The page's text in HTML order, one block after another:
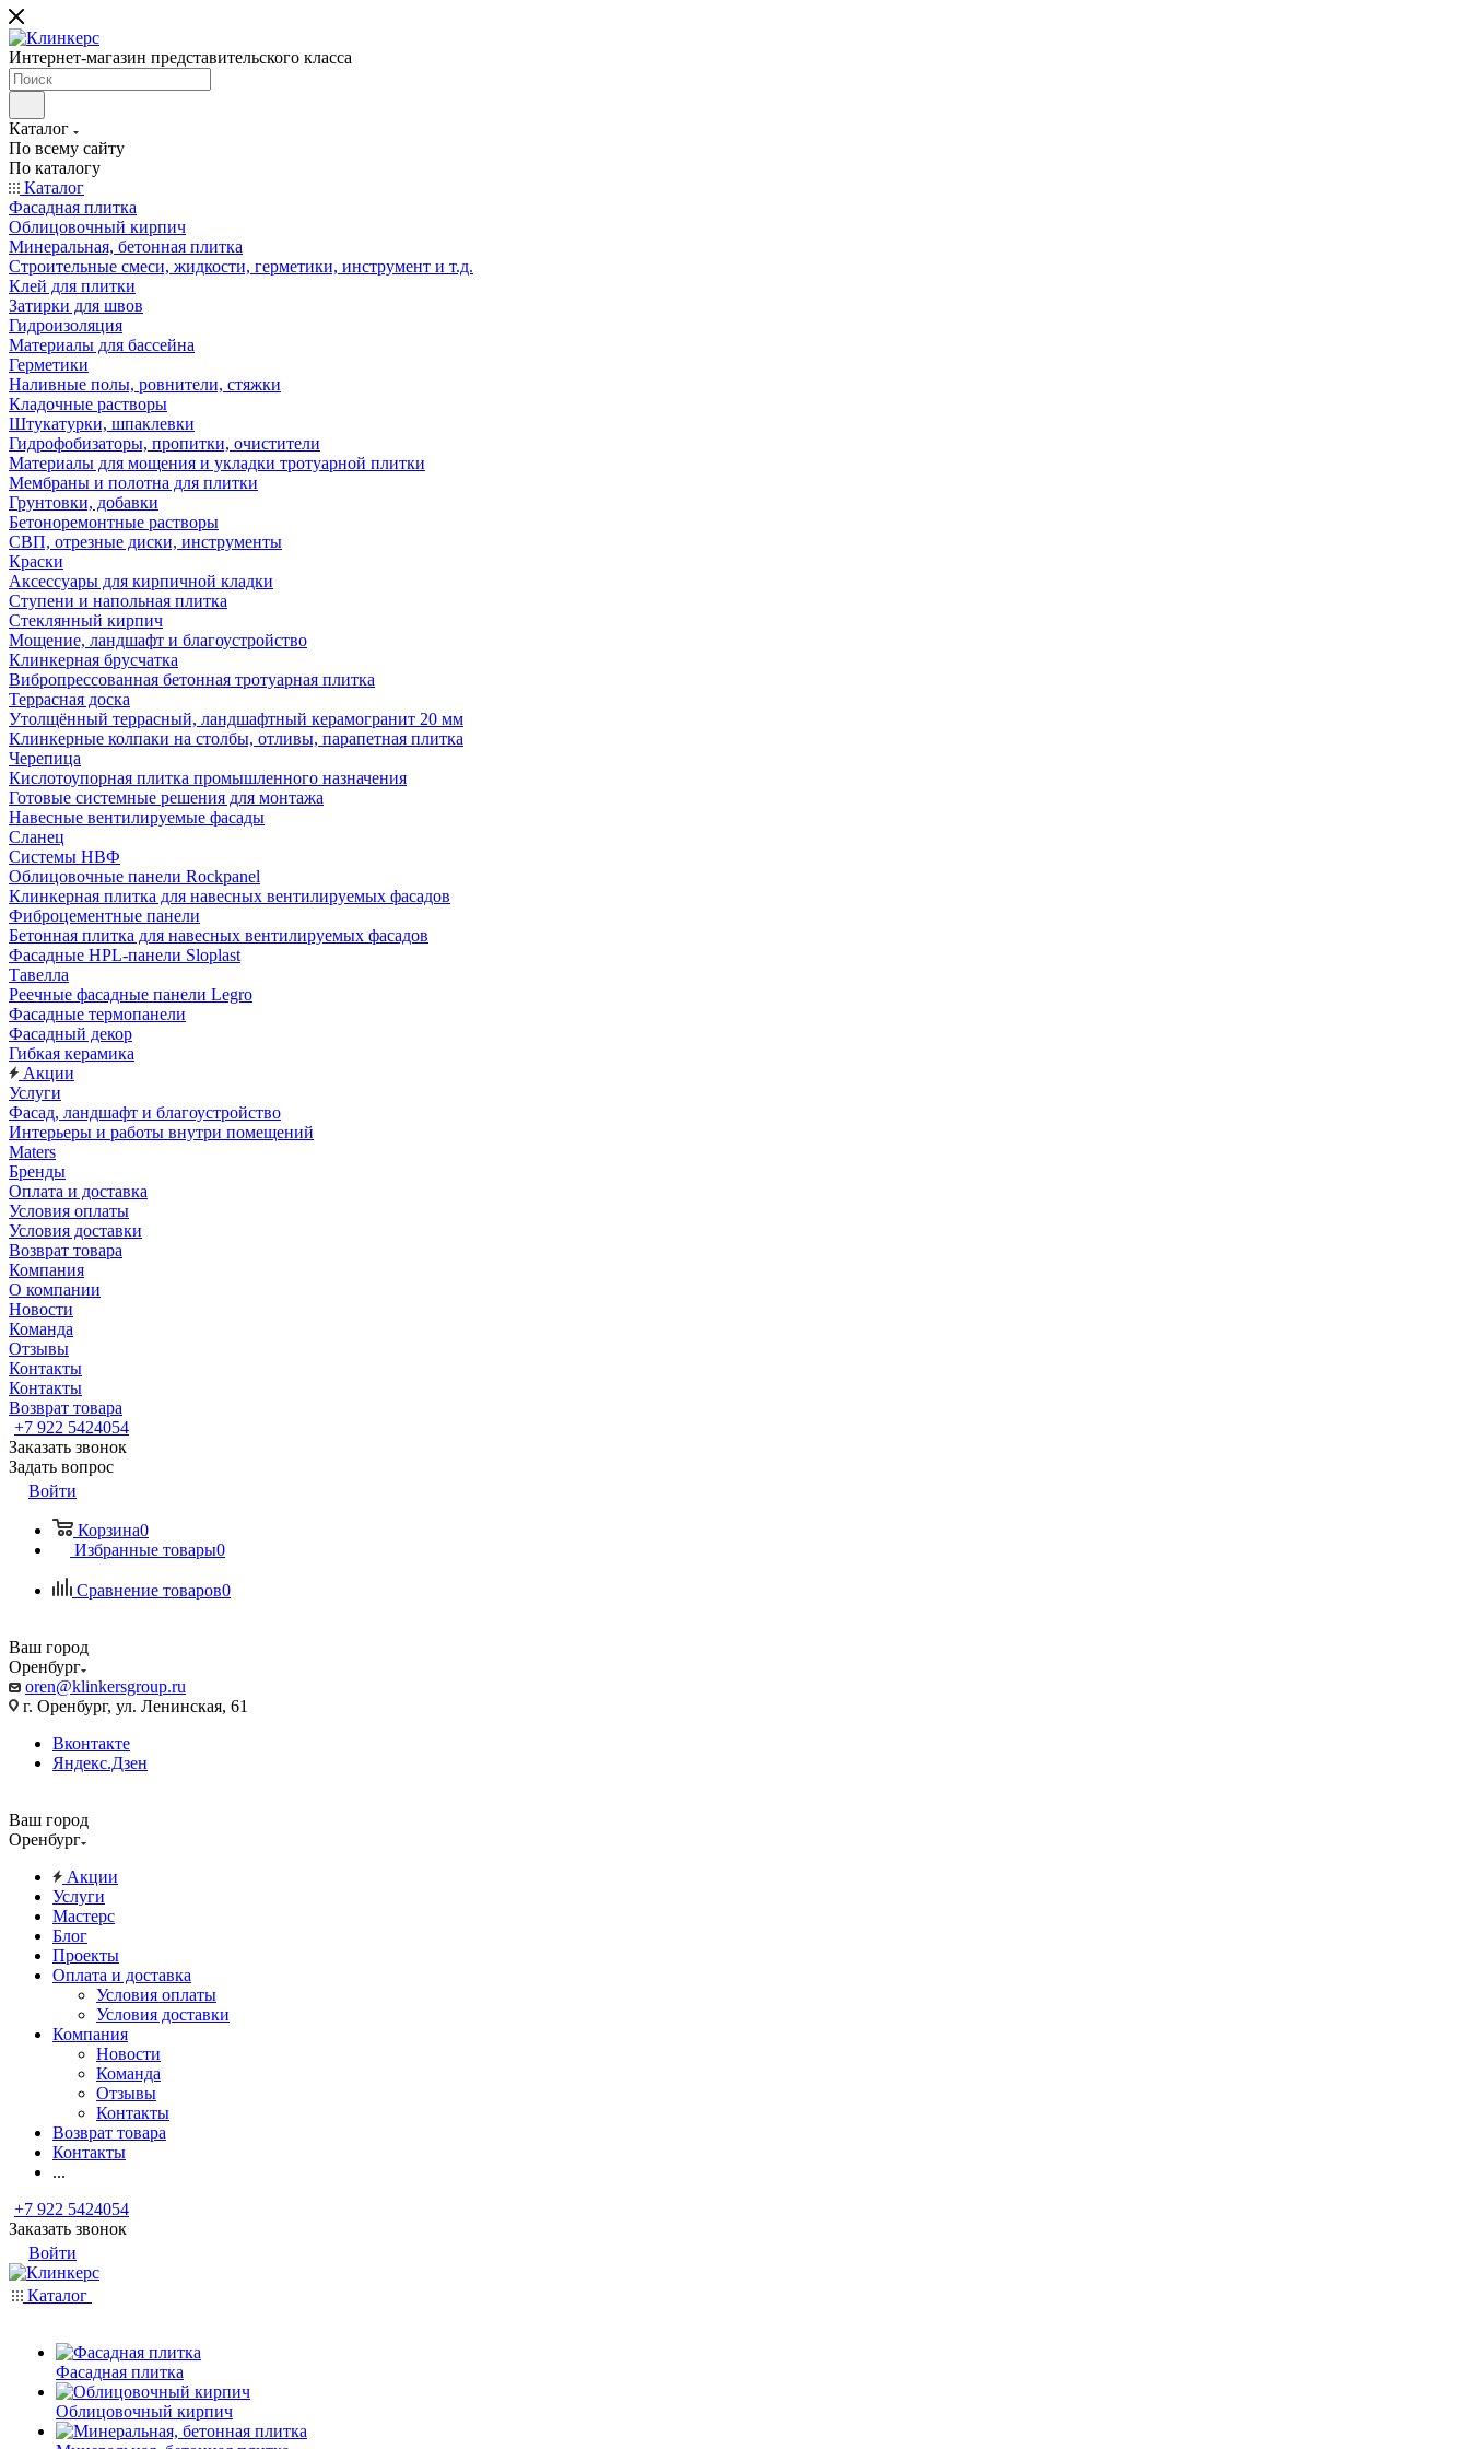
Интернет-магазин представительского класса
Каталог
По всему сайту
По каталогу
Каталог
Фасадная плитка
Облицовочный кирпич
Минеральная, бетонная плитка
Строительные смеси, жидкости, герметики, инструмент и т.д.
Клей для плитки
Затирки для швов
Гидроизоляция
Материалы для бассейна
Герметики
Наливные полы, ровнители, стяжки
Кладочные растворы
Штукатурки, шпаклевки
Гидрофобизаторы, пропитки, очистители
Материалы для мощения и укладки тротуарной плитки
Мембраны и полотна для плитки
Грунтовки, добавки
Бетоноремонтные растворы
СВП, отрезные диски, инструменты
Краски
Аксессуары для кирпичной кладки
Ступени и напольная плитка
Cтеклянный кирпич
Мощение, ландшафт и благоустройство
Клинкерная брусчатка
Вибропрессованная бетонная тротуарная плитка
Террасная доска
Утолщённый террасный, ландшафтный керамогранит 20 мм
Клинкерные колпаки на столбы, отливы, парапетная плитка
Черепица
Кислотоупорная плитка промышленного назначения
Готовые системные решения для монтажа
Навесные вентилируемые фасады
Сланец
Системы НВФ
Облицовочные панели Rockpanel
Клинкерная плитка для навесных вентилируемых фасадов
Фиброцементные панели
Бетонная плитка для навесных вентилируемых фасадов
Фасадные HPL-панели Sloplast
Тавелла
Реечные фасадные панели Legro
Фасадные термопанели
Фасадный декор
Гибкая керамика
Акции
Услуги
Фасад, ландшафт и благоустройство
Интерьеры и работы внутри помещений
Maters
Бренды
Оплата и доставка
Условия оплаты
Условия доставки
Возврат товара
Компания
О компании
Новости
Команда
Отзывы
Контакты
Контакты
Возврат товара
+7 922 5424054
Заказать звонок
Задать вопрос
Войти
Корзина0
Избранные товары0
Сравнение товаров0
Ваш город
Оренбург
oren@klinkersgroup.ru
г. Оренбург, ул. Ленинская, 61
Вконтакте
Яндекс.Дзен
Ваш город
Оренбург
Акции
Услуги
Мастерс
Блог
Проекты
Оплата и доставка
Условия оплаты
Условия доставки
Компания
Новости
Команда
Отзывы
Контакты
Возврат товара
Контакты
...
+7 922 5424054
Заказать звонок
Войти
Каталог
Фасадная плитка
Облицовочный кирпич